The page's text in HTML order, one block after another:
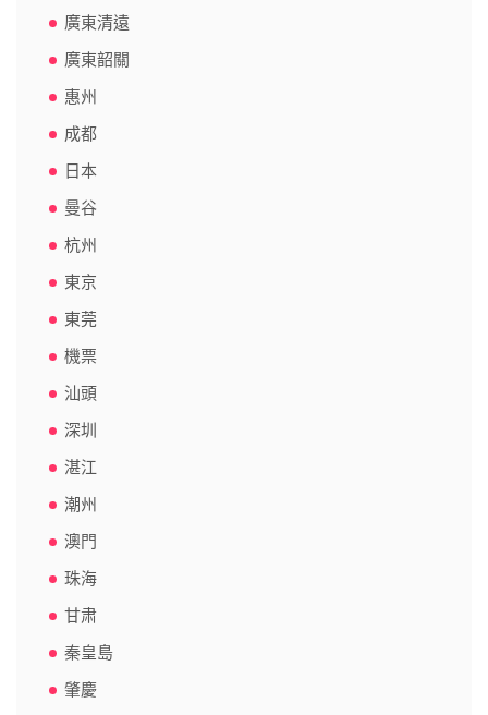
廣東清遠
廣東韶關
惠州
成都
日本
曼谷
杭州
東京
東莞
機票
汕頭
深圳
湛江
潮州
澳門
珠海
甘肃
秦皇島
肇慶